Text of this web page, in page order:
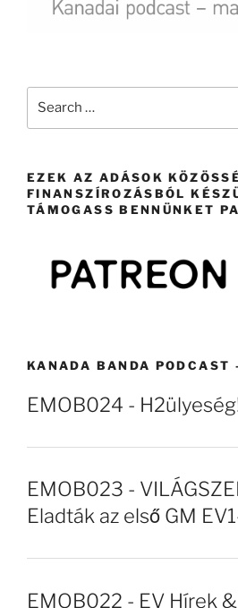
EZEK AZ ADÁSOK
FINANSZÍROZÁSBÓL
TÁMOGASS BENNÜNKET
KANADA BANDA PODCAST
EMOB024 -
EMOB023 -
Eladták az első GM
EMOB022 - EV Hírek